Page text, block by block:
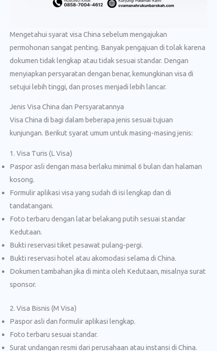
Mengetahui syarat visa China sebelum mengajukan
permohonan sangat penting. Banyak pengajuan di tolak karena
dokumen tidak lengkap atau tidak sesuai standar. Dengan
menyiapkan persyaratan dengan benar, kemungkinan visa di
setujui lebih tinggi, dan proses menjadi lebih lancar.
Jenis Visa China dan Persyaratannya
Visa China di bagi dalam beberapa jenis sesuai tujuan
kunjungan. Berikut syarat umum untuk masing-masing jenis:
1. Visa Turis (L Visa)
Paspor asli dengan masa berlaku minimal 6 bulan dan halaman
kosong.
Formulir aplikasi visa yang sudah di isi lengkap dan di
tandatangani.
Foto terbaru dengan latar belakang putih sesuai standar
Kedutaan.
Bukti reservasi tiket pesawat pulang-pergi.
Bukti reservasi hotel atau akomodasi selama di China.
Dokumen tambahan jika di minta oleh Kedutaan, misalnya surat
sponsor.
2. Visa Bisnis (M Visa)
Paspor asli dan formulir aplikasi lengkap.
Foto terbaru sesuai standar.
Surat undangan resmi dari perusahaan atau instansi di China.